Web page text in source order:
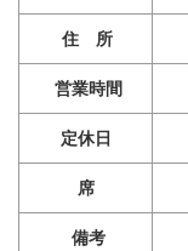
住 所
営業時間
定休日
席
備考